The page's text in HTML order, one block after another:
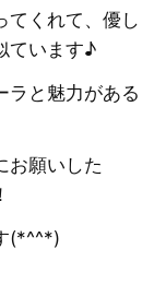
てくれて、優し
ています♪
ラと魅力がある
お願いした
(*^^*)